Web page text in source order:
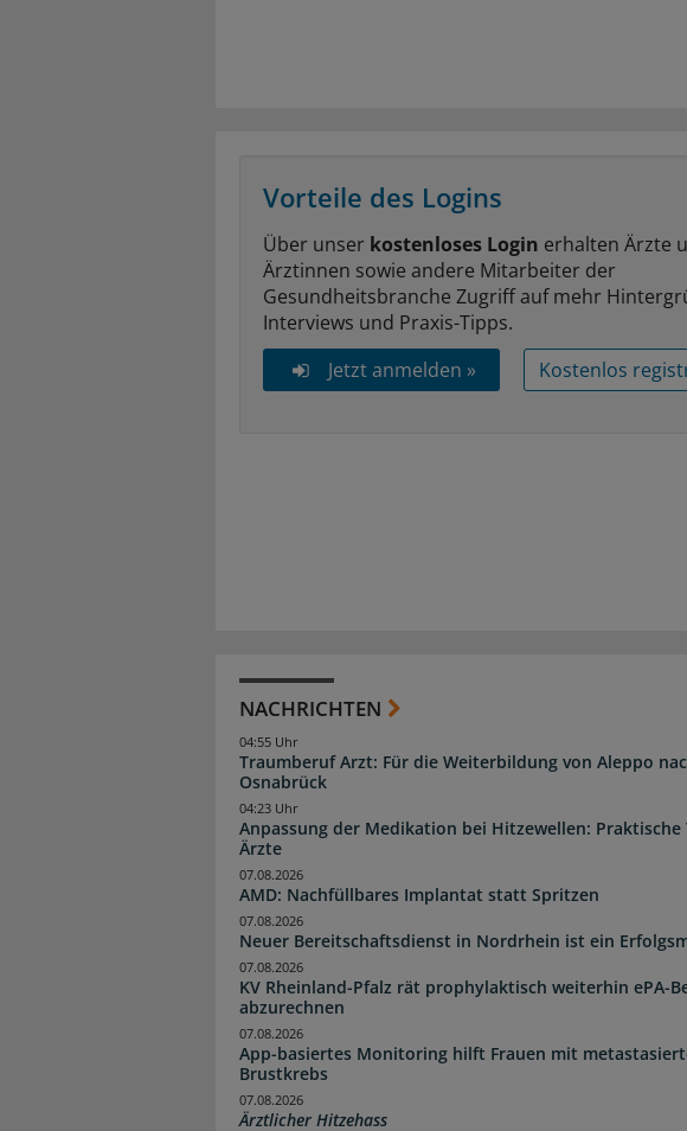
Vorteile des Logins
Über unser kostenloses Login erhalten Ärzte
Ärztinnen sowie andere Mitarbeiter der
Gesundheitsbranche Zugriff auf mehr
Interviews und Praxis-Tipps.
Jetzt anmelden »
Kostenlos
NACHRICHTEN
Traumberuf Arzt: Für die Weiterbildung von Aleppo
Osnabrück
04:55 Uhr
Anpassung der Medikation bei Hitzewellen: Praktische
Ärzte
04:23 Uhr
AMD: Nachfüllbares Implantat statt Spritzen
07.08.2026
Neuer Bereitschaftsdienst in Nordrhein ist ein
07.08.2026
KV Rheinland-Pfalz rät prophylaktisch weiterhin ePA-
abzurechnen
07.08.2026
App-basiertes Monitoring hilft Frauen mit
Brustkrebs
07.08.2026
Ärztlicher Hitzehass
07.08.2026